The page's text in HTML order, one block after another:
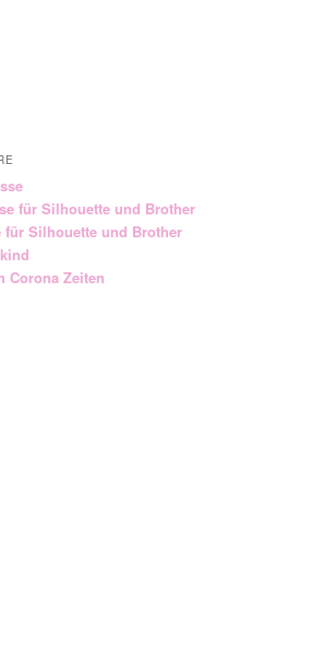
für Silhouette und Brother
für Silhouette und Brother
Corona Zeiten